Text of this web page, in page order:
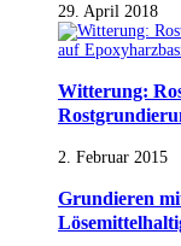
29. April 2018
Witterung:
2. Februar 2015
Grundieren